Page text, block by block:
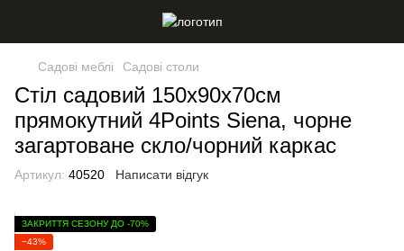
Садові меблі Садові столи
Стіл садовий 150х90х70см
прямокутний 4Points Siena, чорне
загартоване скло/чорний каркас
Артикул: 40520 Написати відгук
ЗАКРИТТЯ СЕЗОНУ ДО -70%
−43%